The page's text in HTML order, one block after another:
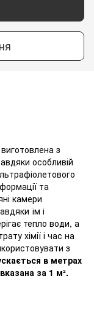
з
особливій
та
камери
їм і
тепло води, а
хімії і час на
з
в метрах
за 1 м².